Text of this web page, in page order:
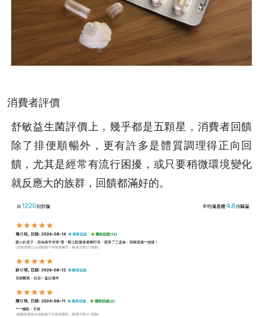
消費者評價
舒敏益生菌評價上，幾乎都是五顆星，消費者回饋
除了排便順暢外，更有許多是體質調理得正向回
饋，尤其是經常有流行困擾，或只要稍微環境變化
就反應大的族群，回饋都滿好的。